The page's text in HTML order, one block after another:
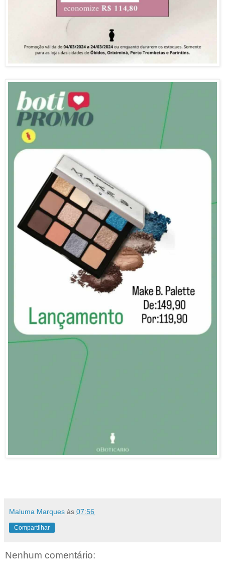
Maluma Marques às 07:56
Compartilhar
Nenhum comentário: